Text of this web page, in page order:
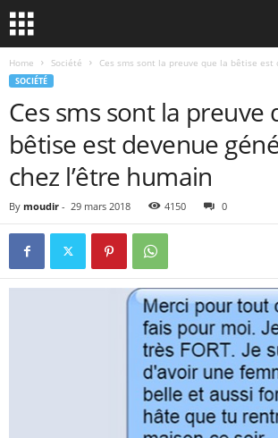
Home Société Ces sms sont la preuve que la bêtise est
SOCIÉTÉ
Ces sms sont la preuve
bêtise est devenue
chez l’être humain
By moudir - 29 mars 2018 4150 0